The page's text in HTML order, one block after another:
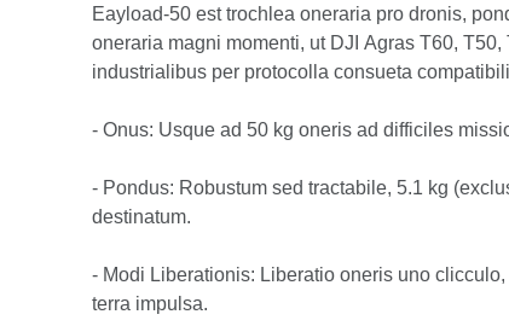
Eayload-50 est trochlea oneraria pro dronis,
oneraria magni momenti, ut DJI Agras T60,
industrialibus per protocolla consueta
- Onus: Usque ad 50 kg oneris ad difficiles
- Pondus: Robustum sed tractabile, 5.1 kg
destinatum.
- Modi Liberationis: Liberatio oneris uno
terra impulsa.